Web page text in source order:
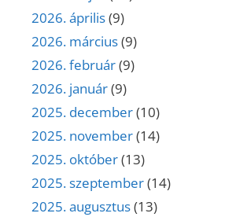
2026. április(9)
2026. március(9)
2026. február(9)
2026. január(9)
2025. december(10)
2025. november(14)
2025. október(13)
2025. szeptember(14)
2025. augusztus(13)